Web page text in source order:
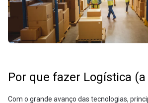
Por que fazer Logística
Com o grande avanço das tecnologias,